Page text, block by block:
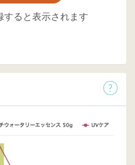
ると表示されます